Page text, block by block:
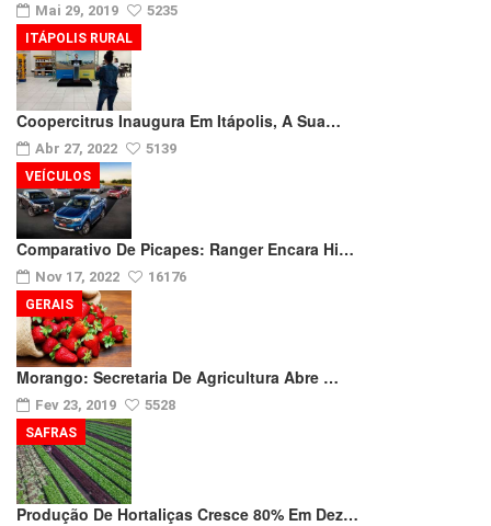
Mai 29, 2019 5235
Coopercitrus Inaugura Em Itápolis, A Sua…
Abr 27, 2022 5139
ITÁPOLIS RURAL
Comparativo De Picapes: Ranger Encara Hi…
Nov 17, 2022 16176
VEÍCULOS
Morango: Secretaria De Agricultura Abre …
Fev 23, 2019 5528
GERAIS
Produção De Hortaliças Cresce 80% Em Dez…
SAFRAS